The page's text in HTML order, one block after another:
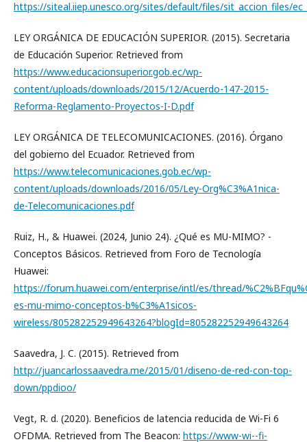
https://siteal.iiep.unesco.org/sites/default/files/sit_accion_files/
LEY ORGÁNICA DE EDUCACIÓN SUPERIOR. (2015). Secretaria
de Educación Superior. Retrieved from
https://www.educacionsuperior.gob.ec/wp-
content/uploads/downloads/2015/12/Acuerdo-147-2015-
Reforma-Reglamento-Proyectos-I-D.pdf
LEY ORGÁNICA DE TELECOMUNICACIONES. (2016). Órgano
del gobierno del Ecuador. Retrieved from
https://www.telecomunicaciones.gob.ec/wp-
content/uploads/downloads/2016/05/Ley-Org%C3%A1nica-
de-Telecomunicaciones.pdf
Ruiz, H., & Huawei. (2024, Junio 24). ¿Qué es MU-MIMO? -
Conceptos Básicos. Retrieved from Foro de Tecnología
Huawei:
https://forum.huawei.com/enterprise/intl/es/thread/
es-mu-mimo-conceptos-b%C3%A1sicos-
wireless/805282252949643264?blogId=805282252949643264
Saavedra, J. C. (2015). Retrieved from
http://juancarlossaavedra.me/2015/01/diseno-de-red-con-top-
down/ppdioo/
Vegt, R. d. (2020). Beneficios de latencia reducida de Wi-Fi 6
OFDMA. Retrieved from The Beacon: https://www-wi--fi-